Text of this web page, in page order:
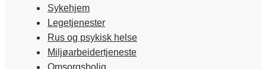
Sykehjem
Legetjenester
Rus og psykisk helse
Miljøarbeidertjeneste
Omsorgsbolig